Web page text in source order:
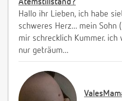
Atemstillstand?
Hallo ihr Lieben, ich habe
schweres Herz... mein Sohn
mir schrecklich Kummer. ich
nur geträum...